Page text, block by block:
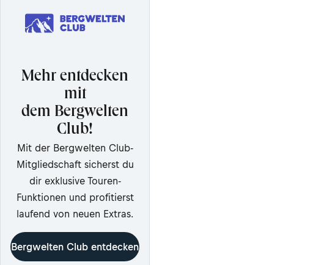
Mehr entdecken
mit
dem Bergwelten
Club!
Mit der Bergwelten Club-
Mitgliedschaft sicherst du
dir exklusive Touren-
Funktionen und profitierst
laufend von neuen Extras.
Bergwelten Club entdecken